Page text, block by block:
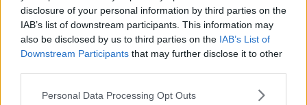
disclosure of your personal information by third parties on the
IAB’s list of downstream participants. This information may
also be disclosed by us to third parties on the IAB’s List of
Downstream Participants that may further disclose it to other
Personal Data Processing Opt Outs